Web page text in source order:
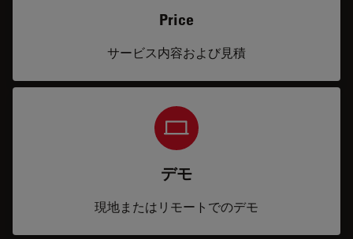
Price
サービス内容および見積
デモ
現地またはリモートでのデモ